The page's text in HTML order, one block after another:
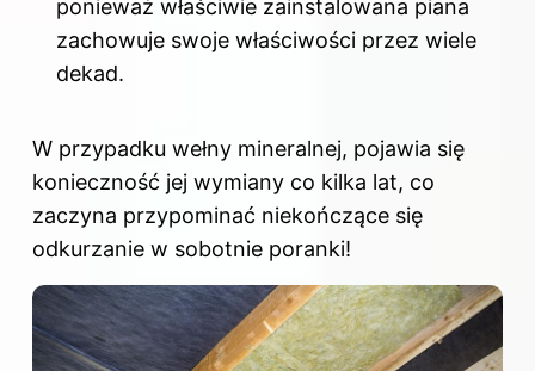
ponieważ właściwie zainstalowana piana
zachowuje swoje właściwości przez wiele
dekad.
W przypadku wełny mineralnej, pojawia się
konieczność jej wymiany co kilka lat, co
zaczyna przypominać niekończące się
odkurzanie w sobotnie poranki!